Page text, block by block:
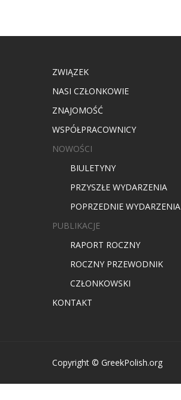
ZWIĄZEK
NASI CZŁONKOWIE
ZNAJOMOŚĆ
WSPÓŁPRACOWNICY
NOWOŚCI
BIULETYNY
PRZYSZŁE WYDARZENIA
POPRZEDNIE WYDARZENIA
PUBLIKACJE
RAPORT ROCZNY
ROCZNY PRZEWODNIK
CZŁONKOWSKI
KONTAKT
Copyright © GreekPolish.org